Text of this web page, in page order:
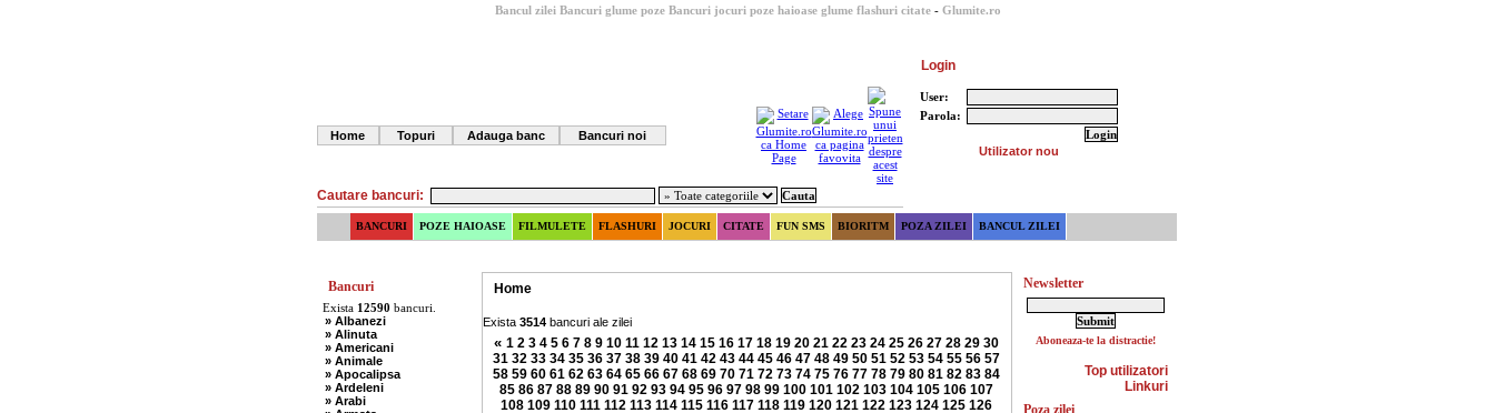
Bancul zilei Bancuri glume poze Bancuri jocuri poze haioase glume flashuri citate- Glumite.ro
Home Topuri Adauga banc Bancuri noi
Cautare bancuri:
Login
User:
Parola:
Utilizator nou
BANCURI POZE HAIOASE FILMULETE FLASHURI JOCURI CITATE FUN SMS BIORITM POZA ZILEI BANCUL ZILEI
Bancuri
Exista 12590 bancuri.
» Albanezi
» Alinuta
» Americani
» Animale
» Apocalipsa
» Ardeleni
» Arabi
Newsletter
Aboneaza-te la distractie!
Top utilizatori
Linkuri
Poza zilei
Home
Exista 3514bancuri ale zilei
« 1 2 3 4 5 6 7 8 9 10 11 12 13 14 15 16 17 18 19 20 21 22 23 24 25 26 27 28 29 30
31 32 33 34 35 36 37 38 39 40 41 42 43 44 45 46 47 48 49 50 51 52 53 54 55 56 57
58 59 60 61 62 63 64 65 66 67 68 69 70 71 72 73 74 75 76 77 78 79 80 81 82 83 84
85 86 87 88 89 90 91 92 93 94 95 96 97 98 99 100 101 102 103 104 105 106 107
108 109 110 111 112 113 114 115 116 117 118 119 120 121 122 123 124 125 126